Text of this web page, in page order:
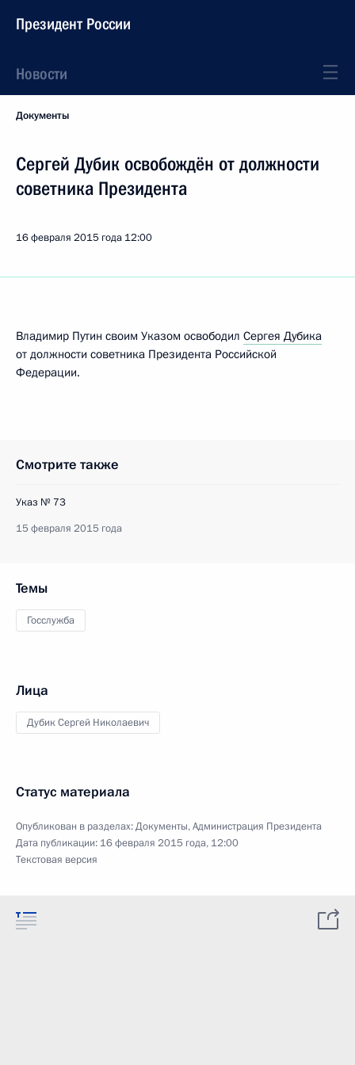
Президент России
Новости
Документы
Сергей Дубик освобождён от должности
советника Президента
16 февраля 2015 года 12:00
Владимир Путин своим Указом освободил Сергея Дубика
от должности советника Президента Российской
Федерации.
Смотрите также
Указ № 73
15 февраля 2015 года
Темы
Госслужба
Лица
Дубик Сергей Николаевич
Статус материала
Опубликован в разделах:Документы,Администрация Президента
Дата публикации: 16 февраля 2015 года, 12:00
Текстовая версия